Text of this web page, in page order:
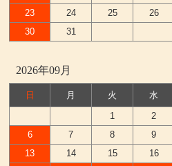
23
24 25 26
30
31
2026年09月
日 月 火 水
1
2
6
7 8 9
13
14 15 16